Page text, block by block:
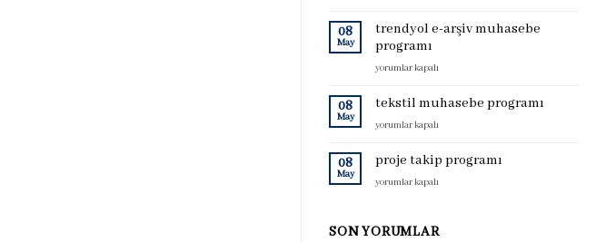
takibi
için
08
May
trendyol e-arşiv muhasebe
programı
trendyol
arşiv
programı
yorumlar kapalı
08
May
tekstil muhasebe programı
tekstil
programı
yorumlar kapalı
08
May
proje takip programı
proje
için
yorumlar kapalı
SON YORUMLAR